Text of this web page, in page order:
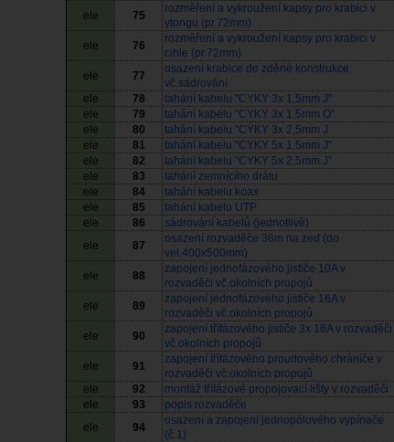
ele 75
rozměření a vykroužení kapsy pro krabici v
ytongu (pr.72mm)
ele 76
rozměření a vykroužení kapsy pro krabici v
cihle (pr.72mm)
ele 77
osazení krabice do zděné konstrukce
vč.sádrování
ele
78 tahání kabelu "CYKY 3x 1,5mm J"
ele
79 tahání kabelu "CYKY 3x 1,5mm O"
ele
80 tahání kabelu "CYKY 3x 2,5mm J
ele
81 tahání kabelu "CYKY 5x 1,5mm J"
ele
82 tahání kabelu "CYKY 5x 2,5mm J"
ele
83 tahání zemnícího drátu
ele
84 tahání kabelu koax
ele
85 tahání kabelu UTP
ele
86 sádrování kabelů (jednotlivě)
ele
87
osazení rozvaděče 36m na zeď (do
vel.400x500mm)
ele 88
zapojení jednofázového jističe 10A v
rozvaděči vč.okolních propojů
ele 89
zapojení jednofázového jističe 16A v
rozvaděči vč.okolních propojů
ele 90
zapojení třífázového jističe 3x 16A v rozvaděči
vč.okolních propojů
ele 91
zapojení třífázového proudového chrániče v
rozvaděči vč.okolních propojů
ele
92 montáž třífázové propojovací lišty v rozvaděči
ele
93 popis rozvaděče
ele
94
osazení a zapojení jednopólového vypínače
(č.1)